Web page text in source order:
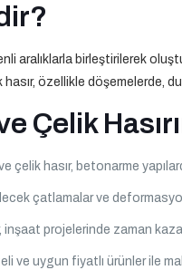
aralıklarla birleştirilerek
hasır, özellikle
Çelik
çelik hasır, betonarme
çatlamalar ve
inşaat projelerinde zaman
ve uygun fiyatlı ürünler ile